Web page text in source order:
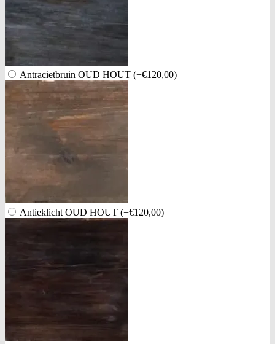
Antracietbruin OUD HOUT (+€120,00)
Antieklicht OUD HOUT (+€120,00)